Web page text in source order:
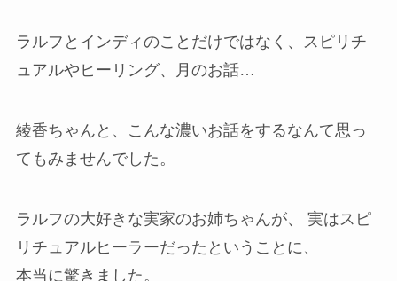
ラルフとインディのことだけではなく、スピリチ
ュアルやヒーリング、月のお話…
綾香ちゃんと、こんな濃いお話をするなんて思っ
てもみませんでした。
ラルフの大好きな実家のお姉ちゃんが、 実はスピ
リチュアルヒーラーだったということに、
本当に驚きました。